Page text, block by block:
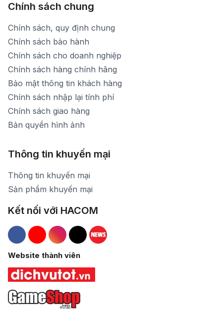
Chính sách chung
Chính sách, quy định chung
Chính sách bảo hành
Chính sách cho doanh nghiệp
Chính sách hàng chính hãng
Bảo mật thông tin khách hàng
Chính sách nhập lại tính phí
Chính sách giao hàng
Bản quyền hình ảnh
Thông tin khuyến mại
Thông tin khuyến mại
Sản phẩm khuyến mại
Kết nối với HACOM
Hacom Facebook
Hacom YouTube
Hacom Instagram
Hacom TikTok
Website thành viên